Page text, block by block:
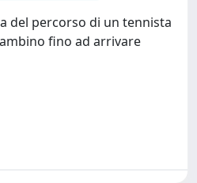
del percorso di un tennista
fino ad arrivare